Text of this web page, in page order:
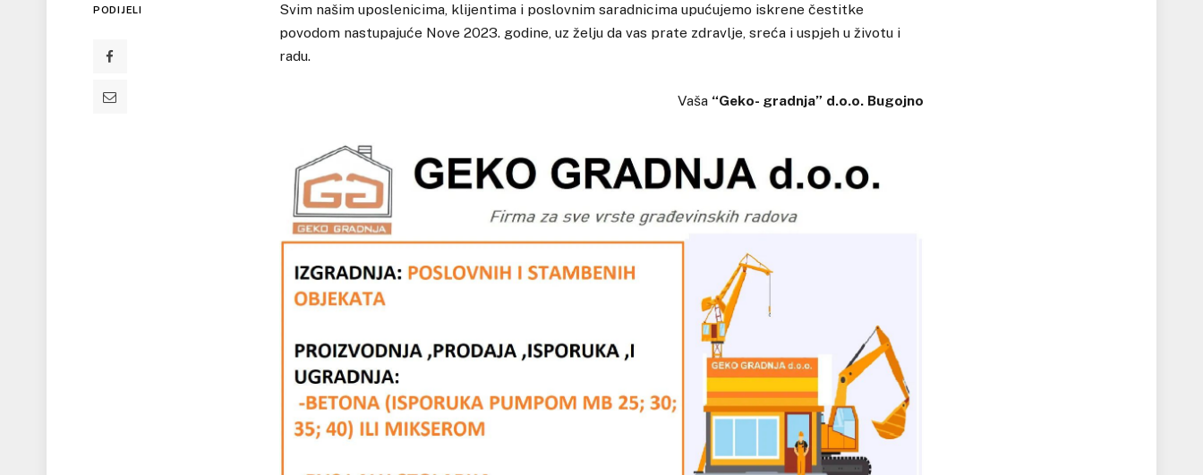
PODIJELI
Svim našim uposlenicima, klijentima i poslovnim saradnicima upućujemo iskrene čestitke
povodom nastupajuće Nove 2023. godine, uz želju da vas prate zdravlje, sreća i uspjeh u životu i
radu.
Vaša “Geko- gradnja” d.o.o. Bugojno